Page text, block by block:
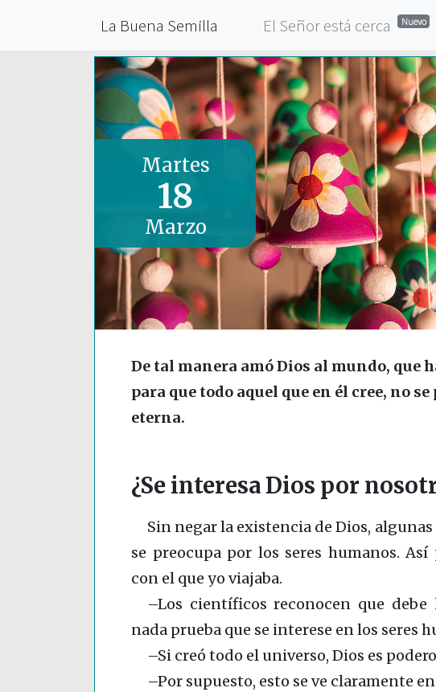
La Buena Semilla El Señor está cerca Nuevo
Martes
18
Marzo
De tal manera amó Dios al mundo, que
para que todo aquel que en él cree, no
eterna.
¿Se interesa Dios por
Sin negar la existencia de Dios,
se preocupa por los seres humanos.
con el que yo viajaba.
–Los científicos reconocen que
nada prueba que se interese en los seres
–Si creó todo el universo, Dios es
–Por supuesto, esto se ve claramente